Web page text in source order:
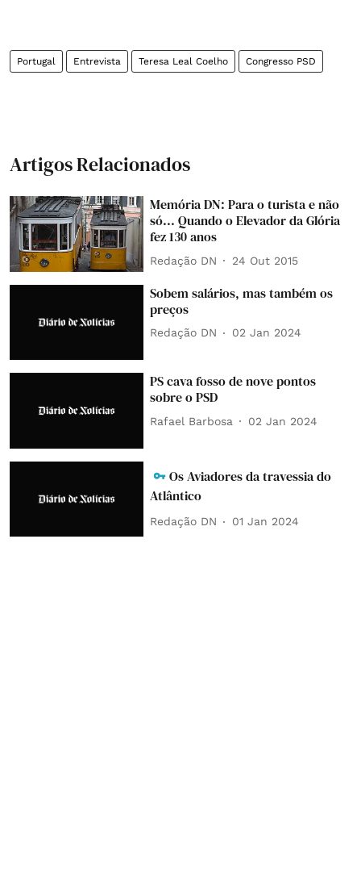
Portugal Entrevista Teresa Leal Coelho Congresso PSD
Artigos Relacionados
Memória DN: Para o turista e não
só... Quando o Elevador da Glória
fez 130 anos
Redação DN 24 Out 2015
Sobem salários, mas também os
preços
Redação DN 02 Jan 2024
PS cava fosso de nove pontos
sobre o PSD
Rafael Barbosa 02 Jan 2024
Os Aviadores da travessia do
Atlântico
Redação DN 01 Jan 2024